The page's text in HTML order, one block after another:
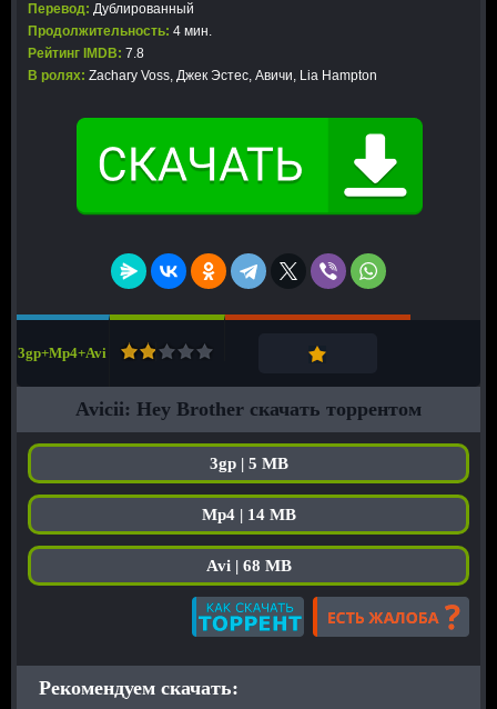
Перевод: Дублированный
Продолжительность: 4 мин.
Рейтинг IMDB: 7.8
В ролях: Zachary Voss, Джек Эстес, Авичи, Lia Hampton
3gp+Mp4+Avi
Avicii: Hey Brother скачать торрентом
3gp | 5 MB
Mp4 | 14 MB
Avi | 68 MB
Рекомендуем скачать: